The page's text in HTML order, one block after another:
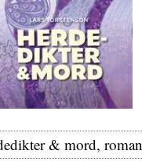
& mord, roman